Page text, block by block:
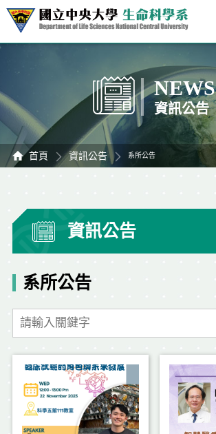
NEWS
資訊公告
首頁 資訊公告 系所公告
資訊公告
系所公告